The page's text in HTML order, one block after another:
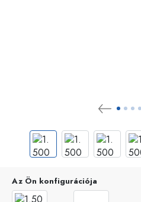
Az Ön konfigurációja